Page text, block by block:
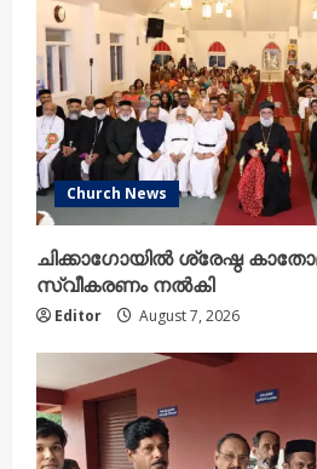
Church News
ചിക്കാഗോയിൽ ശ്രേഷ്ഠ
സ്വീകരണം നൽകി
Editor August 7, 2026